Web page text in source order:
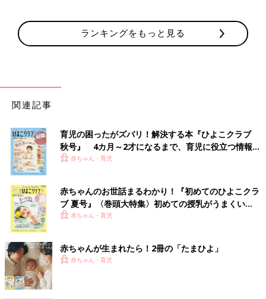
ランキングをもっと見る
関連記事
育児の困ったがズバリ！解決する本『ひよこクラブ
秋号』 4カ月～2才になるまで、育児に役立つ情報が
いっぱい！
赤ちゃん・育児
赤ちゃんのお世話まるわかり！『初めてのひよこクラ
ブ 夏号』〈巻頭大特集〉初めての授乳がうまくい
く！ おっぱい・ミルクの基本と夏のトラブル 解決テ
赤ちゃん・育児
赤ちゃんが生まれたら！2冊の「たまひよ」
赤ちゃん・育児